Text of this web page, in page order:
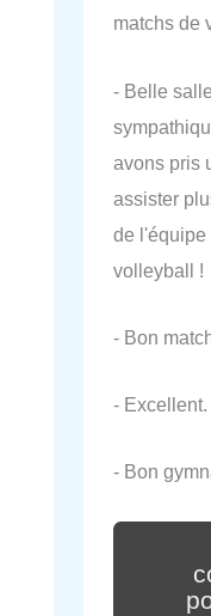
matchs de
- Belle
avons pris
assister
de l'équipe
volleyball !
- Bon
- Excellent.
- Bon